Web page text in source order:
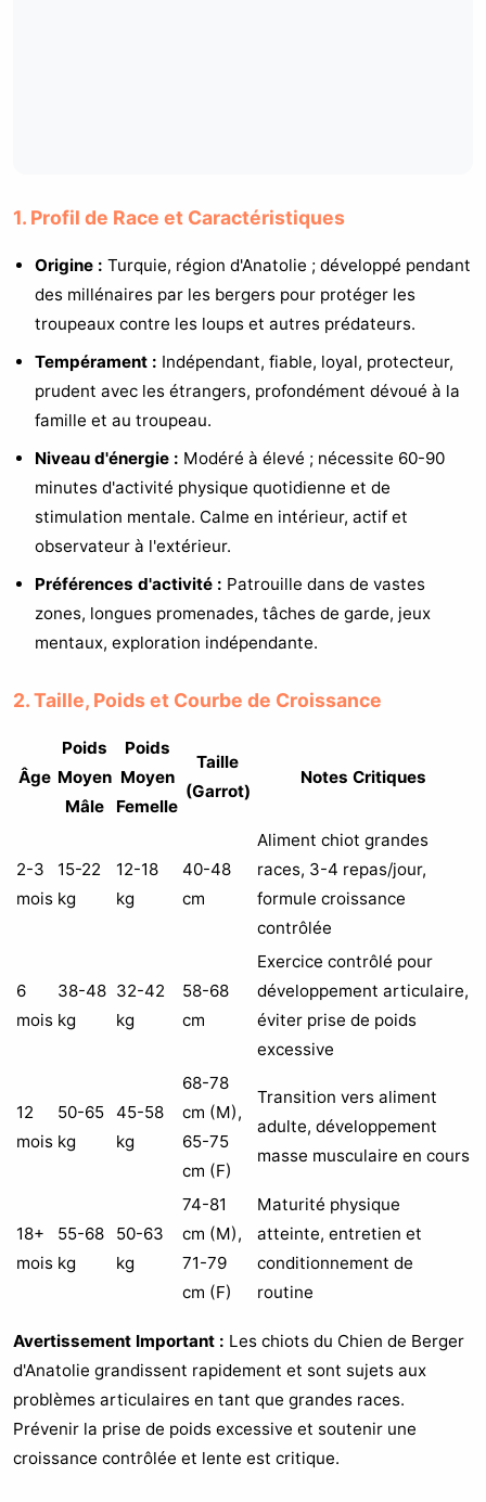
1. Profil de Race et Caractéristiques
Origine : Turquie, région d'Anatolie ; développé pendant
des millénaires par les bergers pour protéger les
troupeaux contre les loups et autres prédateurs.
Tempérament : Indépendant, fiable, loyal, protecteur,
prudent avec les étrangers, profondément dévoué à la
famille et au troupeau.
Niveau d'énergie : Modéré à élevé ; nécessite 60-90
minutes d'activité physique quotidienne et de
stimulation mentale. Calme en intérieur, actif et
observateur à l'extérieur.
Préférences d'activité : Patrouille dans de vastes
zones, longues promenades, tâches de garde, jeux
mentaux, exploration indépendante.
2. Taille, Poids et Courbe de Croissance
Âge
Poids
Moyen
Mâle
Poids
Moyen
Femelle
Taille
(Garrot)
Notes Critiques
2-3
mois
15-22
kg
12-18
kg
40-48
cm
Aliment chiot grandes
races, 3-4 repas/jour,
formule croissance
contrôlée
6
mois
38-48
kg
32-42
kg
58-68
cm
Exercice contrôlé pour
développement articulaire,
éviter prise de poids
excessive
12
mois
50-65
kg
45-58
kg
68-78
cm (M),
65-75
cm (F)
Transition vers aliment
adulte, développement
masse musculaire en cours
18+
mois
55-68
kg
50-63
kg
74-81
cm (M),
71-79
cm (F)
Maturité physique
atteinte, entretien et
conditionnement de
routine
Avertissement Important : Les chiots du Chien de Berger
d'Anatolie grandissent rapidement et sont sujets aux
problèmes articulaires en tant que grandes races.
Prévenir la prise de poids excessive et soutenir une
croissance contrôlée et lente est critique.